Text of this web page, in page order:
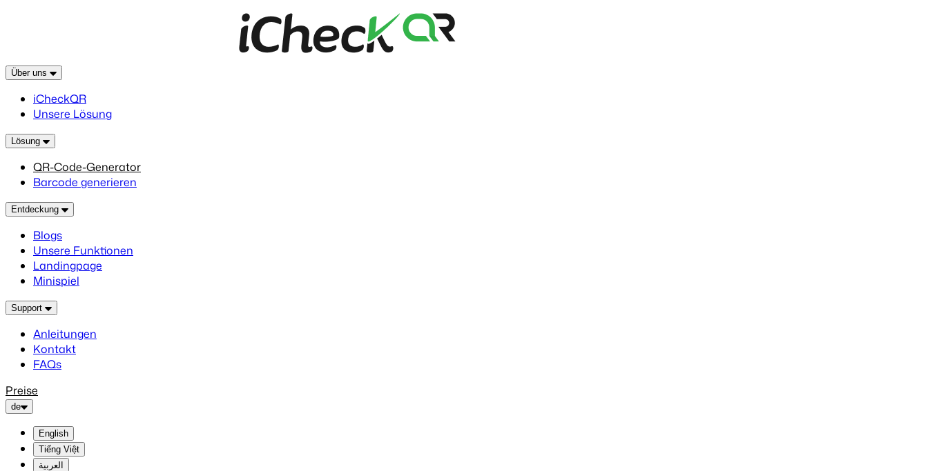
Über uns
iCheckQR
Unsere Lösung
Lösung
QR-Code-Generator
Barcode generieren
Entdeckung
Blogs
Unsere Funktionen
Landingpage
Minispiel
Support
Anleitungen
Kontakt
FAQs
Preise
de
English
Tiếng Việt
العربية